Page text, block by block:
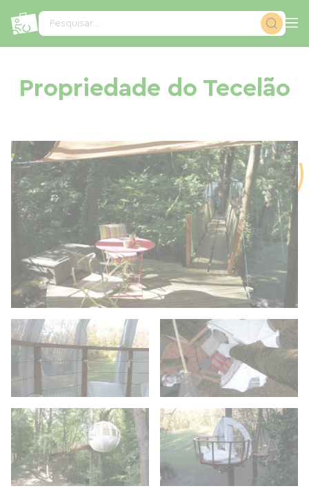
Pesquisar...
Propriedade do Tecelão
Painel de Gerenciamento de Cookies